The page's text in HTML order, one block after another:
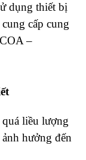
dụng thiết bị
cấp cung
–
quá liều lượng
hưởng đến